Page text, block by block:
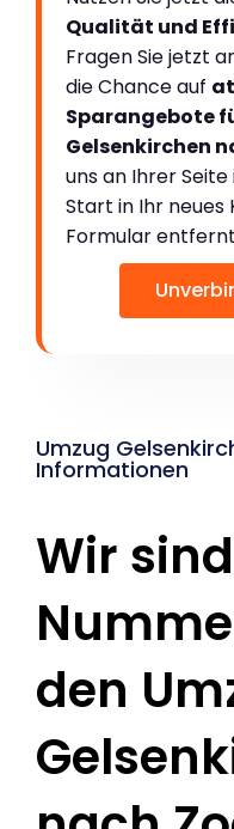
Qualität und
Fragen Sie jetzt
die Chance auf
Sparangebote
Gelsenkirchen
uns an Ihrer
Start in Ihr neues
Formular
Umzug
Informationen
Wir
den